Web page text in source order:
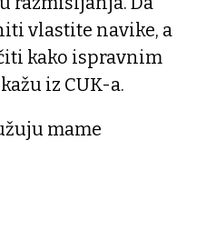
vlastite navike, a
kako ispravnim
iz CUK-a.
mame